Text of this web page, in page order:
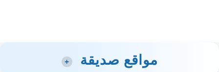
مواقع صديقة +